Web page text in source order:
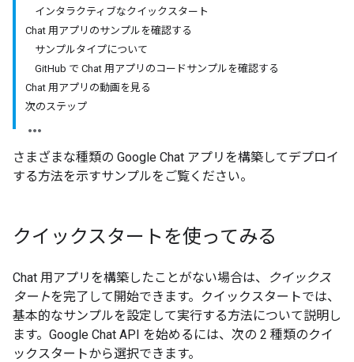
インタラクティブなクイックスタート
Chat 用アプリのサンプルを確認する
サンプルタイプについて
GitHub で Chat 用アプリのコードサンプルを確認する
Chat 用アプリの動画を見る
次のステップ
さまざまな種類の Google Chat アプリを構築してデプロイ
する方法を示すサンプルをご覧ください。
クイックスタートを使ってみる
Chat 用アプリを構築したことがない場合は、
クイックス
タートを完了して開始できます。クイックスタートでは、
基本的なサンプルを設定して実行する方法について説明し
ます。Google Chat API を始めるには、次の 2 種類のクイ
ックスタートから選択できます。